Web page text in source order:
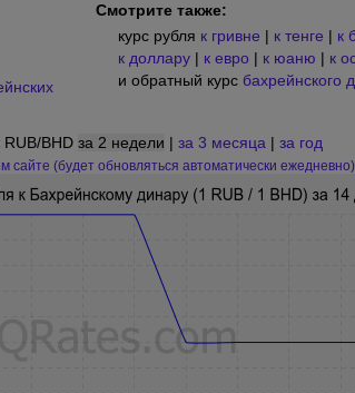
Смотрите также:
курс рубля к гривне | к тенге | к
к доллару | к евро | к юаню | к
и обратный курс бахрейнского
BHD за 2 недели | за 3 месяца | за год
сайте (будет обновляться автоматически ежедневно)